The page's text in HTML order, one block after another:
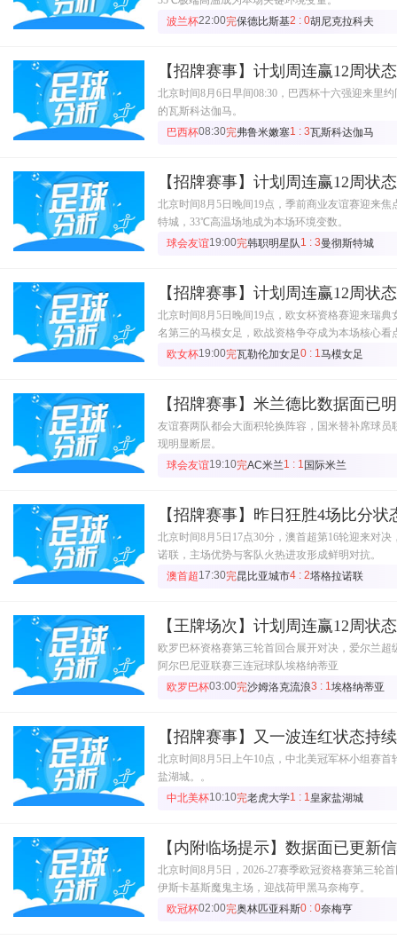
波兰杯22:00完保德比斯基2 : 0胡尼克拉科夫
【招牌赛事】计划周连赢12周状
北京时间8月6日早间08:30，巴西杯十六强迎来里
的瓦斯科达伽马。
巴西杯08:30完弗鲁米嫩塞1 : 3瓦斯科达伽马
【招牌赛事】计划周连赢12周状
北京时间8月5日晚间19点，季前商业友谊赛迎来
特城，33℃高温场地成为本场环境变数。
球会友谊19:00完韩职明星队1 : 3曼彻斯特城
【招牌赛事】计划周连赢12周状
北京时间8月5日晚间19点，欧女杯资格赛迎来瑞
名第三的马模女足，欧战资格争夺成为本场核心看
欧女杯19:00完瓦勒伦加女足0 : 1马模女足
【招牌赛事】米兰德比数据面已
友谊赛两队都会大面积轮换阵容，国米替补席球
现明显断层。
球会友谊19:10完AC米兰1 : 1 国际米兰
【招牌赛事】昨日狂胜4场比分状
北京时间8月5日17点30分，澳首超第16轮迎来对
诺联，主场优势与客队火热进攻形成鲜明对抗。
澳首超17:30完昆比亚城市4 : 2塔格拉诺联
【王牌场次】计划周连赢12周状
欧罗巴杯资格赛第三轮首回合展开对决，爱尔兰
阿尔巴尼亚联赛三连冠球队埃格纳蒂亚
欧罗巴杯03:00完沙姆洛克流浪3 : 1埃格纳蒂亚
【招牌赛事】又一波连红状态持
北京时间8月5日上午10点，中北美冠军杯小组赛
盐湖城。。
中北美杯10:10完老虎大学1 : 1皇家盐湖城
【内附临场提示】数据面已更新
北京时间8月5日，2026-27赛季欧冠资格赛第三轮
伊斯卡基斯魔鬼主场，迎战荷甲黑马奈梅亨。
欧冠杯02:00完奥林匹亚科斯0 : 0奈梅亨